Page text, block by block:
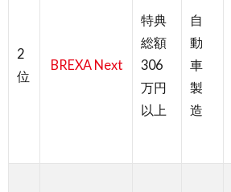
2
位
BREXA Next
特典
総額
306
万円
以上
自
動
車
製
造